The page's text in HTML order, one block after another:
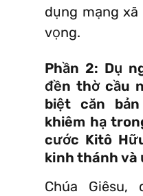
dụng mạng
vọng.
Phần 2: Dụ
đền thờ cầu
biệt căn
khiêm hạ
cước Kitô
kinh thánh và
Chúa